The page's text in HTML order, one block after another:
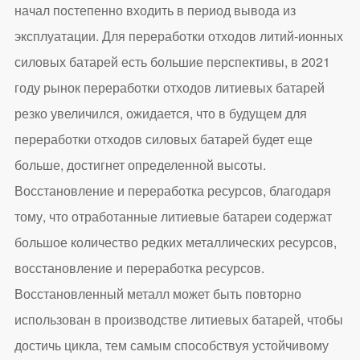
начал постепенно входить в период вывода из
эксплуатации. Для переработки отходов литий-ионных
силовых батарей есть большие перспективы, в 2021
году рынок переработки отходов литиевых батарей
резко увеличился, ожидается, что в будущем для
переработки отходов силовых батарей будет еще
больше, достигнет определенной высоты.
Восстановление и переработка ресурсов, благодаря
тому, что отработанные литиевые батареи содержат
большое количество редких металлических ресурсов,
восстановление и переработка ресурсов.
Восстановленный металл может быть повторно
использован в производстве литиевых батарей, чтобы
достичь цикла, тем самым способствуя устойчивому